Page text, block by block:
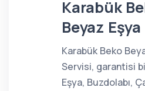
Karabük
Beyaz
Karabük Beko
Servisi, garantisi
Eşya, Buzdolabı,